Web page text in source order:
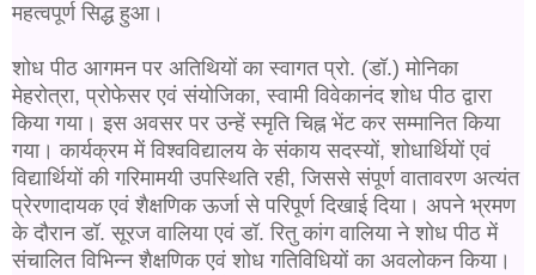
महत्वपूर्ण सिद्ध हुआ।
शोध पीठ आगमन पर अतिथियों का स्वागत प्रो. (डॉ.) मोनिका
मेहरोत्रा, प्रोफेसर एवं संयोजिका, स्वामी विवेकानंद शोध पीठ द्वारा
किया गया। इस अवसर पर उन्हें स्मृति चिह्न भेंट कर सम्मानित किया
गया। कार्यक्रम में विश्वविद्यालय के संकाय सदस्यों, शोधार्थियों एवं
विद्यार्थियों की गरिमामयी उपस्थिति रही, जिससे संपूर्ण वातावरण अत्यंत
प्रेरणादायक एवं शैक्षणिक ऊर्जा से परिपूर्ण दिखाई दिया। अपने भ्रमण
के दौरान डॉ. सूरज वालिया एवं डॉ. रितु कांग वालिया ने शोध पीठ में
संचालित विभिन्न शैक्षणिक एवं शोध गतिविधियों का अवलोकन किया।